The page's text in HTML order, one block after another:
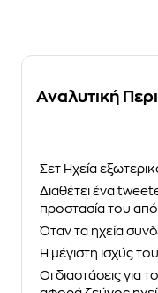
Αναλυτική
Σετ Ηχεία
Διαθέτει ένα
προστασία του
Όταν τα ηχεία
Η μέγιστη ισχύς
Οι διαστάσεις για